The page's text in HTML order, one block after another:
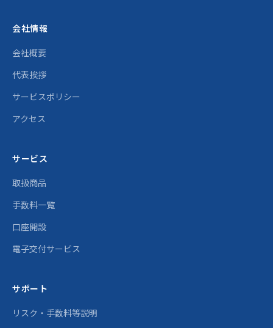
会社情報
会社概要
代表挨拶
サービスポリシー
アクセス
サービス
取扱商品
手数料一覧
口座開設
電子交付サービス
サポート
リスク・手数料等説明